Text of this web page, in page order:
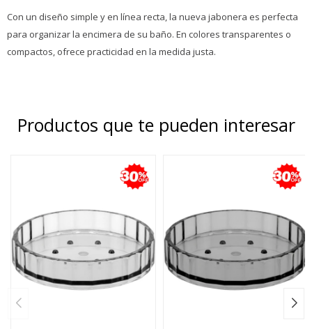
Con un diseño simple y en línea recta, la nueva jabonera es perfecta
para organizar la encimera de su baño. En colores transparentes o
compactos, ofrece practicidad en la medida justa.
Productos que te pueden interesar